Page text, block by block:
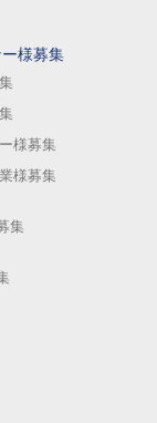
様募集
様募集
様募集
集